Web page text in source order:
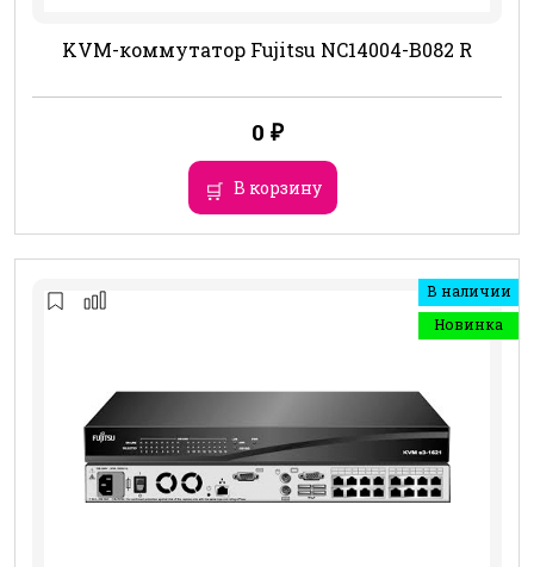
KVM-коммутатор Fujitsu NC14004-B082 R
0 ₽
В корзину
В наличии
Новинка